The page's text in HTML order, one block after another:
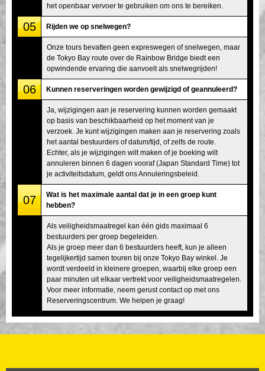
het openbaar vervoer te gebruiken om ons te bereiken.
05 Rijden we op snelwegen?
Onze tours bevatten geen expreswegen of snelwegen, maar
de Tokyo Bay route over de Rainbow Bridge biedt een
opwindende ervaring die aanvoelt als snelwegrijden!
06 Kunnen reserveringen worden gewijzigd of geannuleerd?
Ja, wijzigingen aan je reservering kunnen worden gemaakt
op basis van beschikbaarheid op het moment van je
verzoek. Je kunt wijzigingen maken aan je reservering zoals
het aantal bestuurders of datum/tijd, of zelfs de route.
Echter, als je wijzigingen wilt maken of je boeking wilt
annuleren binnen 6 dagen vooraf (Japan Standard Time) tot
je activiteitsdatum, geldt ons Annuleringsbeleid.
07
Wat is het maximale aantal dat je in een groep kunt
hebben?
Als veiligheidsmaatregel kan één gids maximaal 6
bestuurders per groep begeleiden.
Als je groep meer dan 6 bestuurders heeft, kun je alleen
tegelijkertijd samen touren bij onze Tokyo Bay winkel. Je
wordt verdeeld in kleinere groepen, waarbij elke groep een
paar minuten uit elkaar vertrekt voor veiligheidsmaatregelen.
Voor meer informatie, neem gerust contact op met ons
Reserveringscentrum. We helpen je graag!